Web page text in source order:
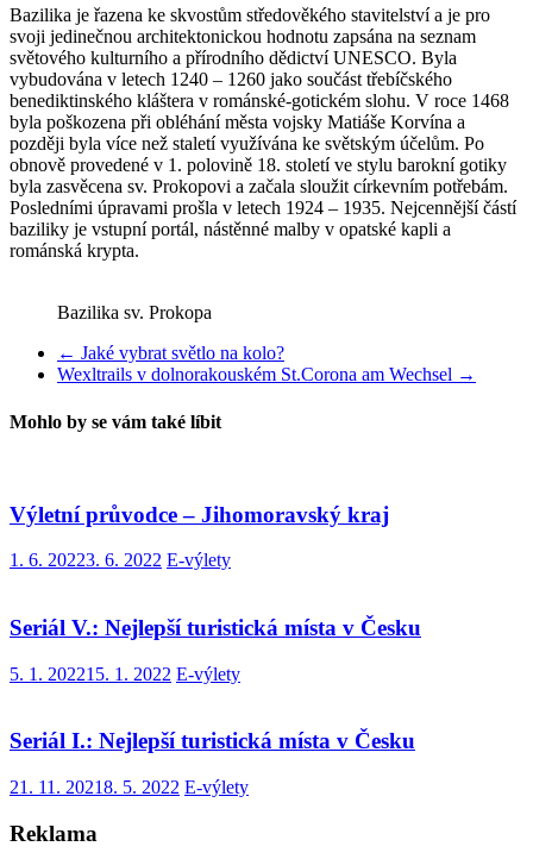
Bazilika je řazena ke skvostům středověkého stavitelství a je pro
svoji jedinečnou architektonickou hodnotu zapsána na seznam
světového kulturního a přírodního dědictví UNESCO. Byla
vybudována v letech 1240 – 1260 jako součást třebíčského
benediktinského kláštera v románské-gotickém slohu. V roce 1468
byla poškozena při obléhání města vojsky Matiáše Korvína a
později byla více než staletí využívána ke světským účelům. Po
obnově provedené v 1. polovině 18. století ve stylu barokní gotiky
byla zasvěcena sv. Prokopovi a začala sloužit církevním potřebám.
Posledními úpravami prošla v letech 1924 – 1935. Nejcennější částí
baziliky je vstupní portál, nástěnné malby v opatské kapli a
románská krypta.
Bazilika sv. Prokopa
← Jaké vybrat světlo na kolo?
Wexltrails v dolnorakouském St.Corona am Wechsel →
Mohlo by se vám také líbit
Výletní průvodce – Jihomoravský kraj
1. 6. 20223. 6. 2022 E-výlety
Seriál V.: Nejlepší turistická místa v Česku
5. 1. 202215. 1. 2022 E-výlety
Seriál I.: Nejlepší turistická místa v Česku
21. 11. 20218. 5. 2022 E-výlety
Reklama